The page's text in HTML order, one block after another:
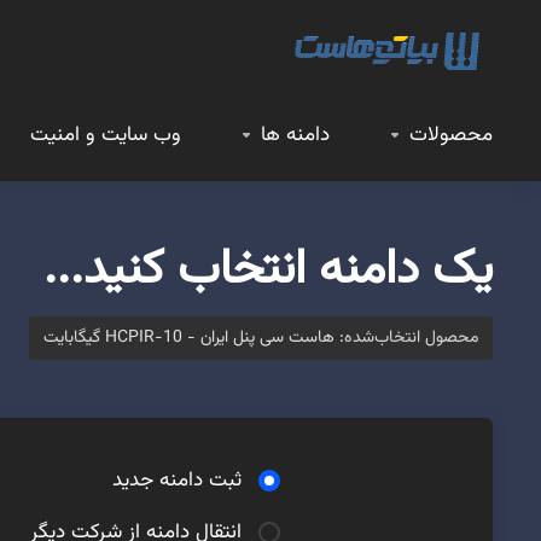
محصولات دامنه ها وب سایت و امنیت
یک دامنه انتخاب کنید...
محصول انتخاب‌شده: هاست سی پنل ایران - HCPIR-10 گیگابایت
ثبت دامنه جدید
انتقال دامنه از شرکت دیگر